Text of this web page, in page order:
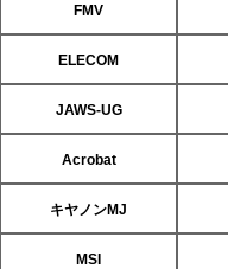
FMV
ELECOM
JAWS-UG
Acrobat
キヤノンMJ
MSI